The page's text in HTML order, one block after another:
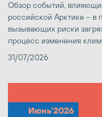
Обзор событий,
российской Арктике – в
вызывающих риски
процесс изменения
31/07/2026